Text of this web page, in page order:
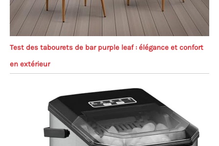
Test des tabourets de bar purple leaf : élégance et confort
en extérieur